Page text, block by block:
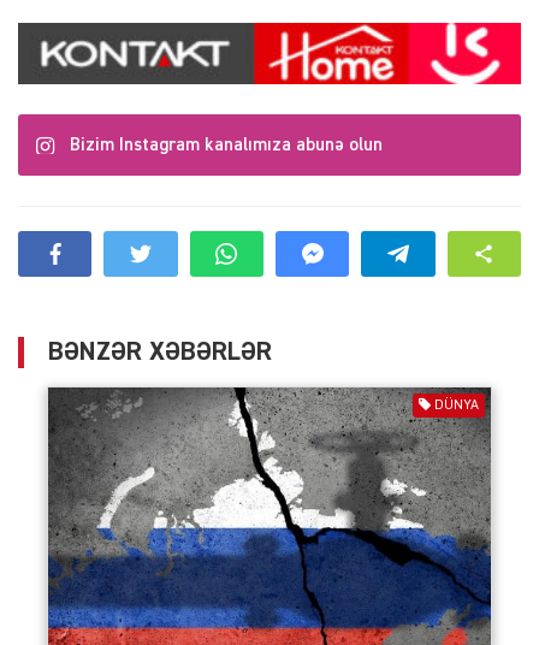
Bizim Instagram kanalımıza abunə olun
BƏNZƏR XƏBƏRLƏR
DÜNYA